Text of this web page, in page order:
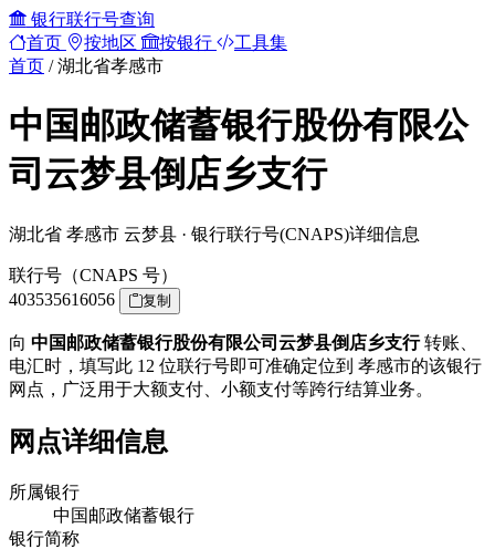
银行联行号查询
首页
按地区 按银行
工具集
首页 / 湖北省孝感市
中国邮政储蓄银行股份有限公
司云梦县倒店乡支行
湖北省 孝感市 云梦县 · 银行联行号(CNAPS)详细信息
联行号（CNAPS 号）
403535616056
复制
向 中国邮政储蓄银行股份有限公司云梦县倒店乡支行转账、
电汇时，填写此 12 位联行号即可准确定位到 孝感市的该银行
网点，广泛用于大额支付、小额支付等跨行结算业务。
网点详细信息
所属银行
中国邮政储蓄银行
银行简称